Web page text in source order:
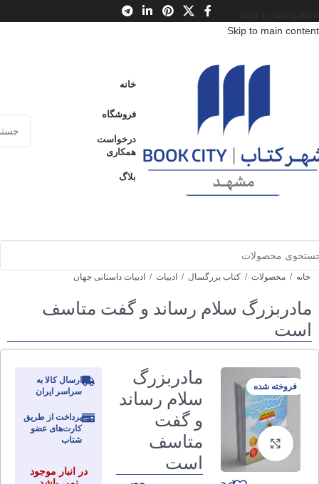
Skip to main content
خانه
فروشگاه
درخواست
همکاری
بلاگ
خانه / محصولات / کتاب بزرگسال / ادبیات / ادبیات داستانی جهان
مادربزرگ سلام رساند و گفت متاسف
است
فروخته شده
برای بزرگنمایی کلیک کنید
مادربزرگ
سلام رساند
و گفت
متاسف
است
ارسال کالا به
سراسر ایران
پرداخت از طریق
کارت‌های عضو
شتاب
در انبار موجود